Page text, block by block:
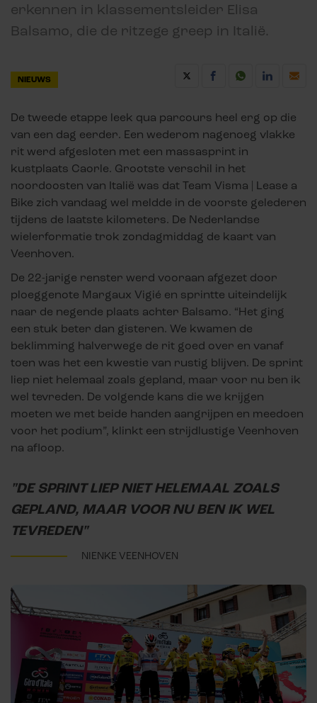
erkennen in klassementsleider Elisa
Balsamo, die de ritzege greep in Italië.
NIEUWS
De tweede etappe leek qua parcours heel erg op die
van een dag eerder. Een wederom nagenoeg vlakke
rit werd afgesloten met een massasprint in
kustplaats Caorle. Grootste verschil in het
noordoosten van Italië was dat Team Visma | Lease a
Bike zich vandaag wel meldde in de voorste gelederen
tijdens de laatste kilometers. De Nederlandse
wielerformatie trok zondagmiddag de kaart van
Veenhoven.
De 22-jarige renster werd vooraan afgezet door
ploeggenote Margaux Vigié en sprintte uiteindelijk
naar de negende plaats achter Balsamo. “Het ging
een stuk beter dan gisteren. We kwamen de
beklimming halverwege de rit goed over en vanaf
toen was het een kwestie van rustig blijven. De sprint
liep niet helemaal zoals gepland, maar voor nu ben ik
wel tevreden. De volgende kans die we krijgen
moeten we met beide handen aangrijpen en meedoen
voor het podium”, klinkt een strijdlustige Veenhoven
na afloop.
"DE SPRINT LIEP NIET HELEMAAL ZOALS
GEPLAND, MAAR VOOR NU BEN IK WEL
TEVREDEN"
NIENKE VEENHOVEN